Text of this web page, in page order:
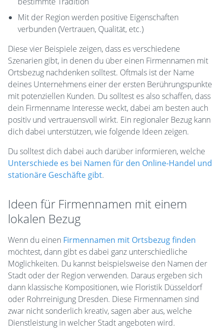
Mit der Region werden positive Eigenschaften
verbunden (Vertrauen, Qualität, etc.)
Diese vier Beispiele zeigen, dass es verschiedene
Szenarien gibt, in denen du über einen Firmennamen mit
Ortsbezug nachdenken solltest. Oftmals ist der Name
deines Unternehmens einer der ersten Berührungspunkte
mit potenziellen Kunden. Du solltest es also schaffen, dass
dein Firmenname Interesse weckt, dabei am besten auch
positiv und vertrauensvoll wirkt. Ein regionaler Bezug kann
dich dabei unterstützen, wie folgende Ideen zeigen.
Du solltest dich dabei auch darüber informieren, welche
Unterschiede es bei Namen für den Online-Handel und
stationäre Geschäfte gibt.
Ideen für Firmennamen mit einem
lokalen Bezug
Wenn du einen Firmennamen mit Ortsbezug finden
möchtest, dann gibt es dabei ganz unterschiedliche
Möglichkeiten. Du kannst beispielsweise den Namen der
Stadt oder der Region verwenden. Daraus ergeben sich
dann klassische Kompositionen, wie Floristik Düsseldorf
oder Rohrreinigung Dresden. Diese Firmennamen sind
zwar nicht sonderlich kreativ, sagen aber aus, welche
Dienstleistung in welcher Stadt angeboten wird.